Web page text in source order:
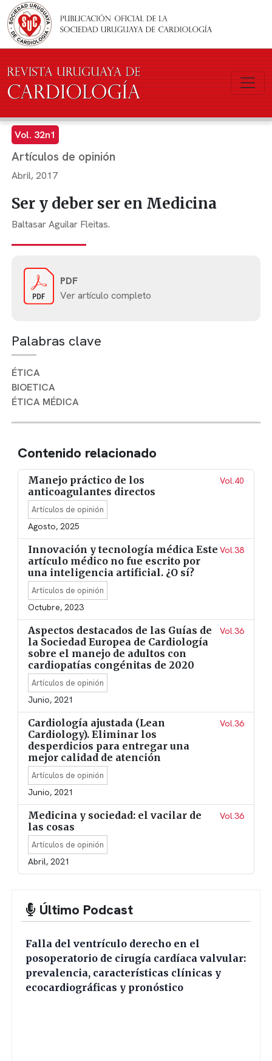
Pasar al contenido principal
Vol. 32n1
Artículos de opinión
Abril, 2017
Ser y deber ser en Medicina
Baltasar Aguilar Fleitas.
PDF
Ver artículo completo
Palabras clave
ÉTICA
BIOETICA
ÉTICA MÉDICA
Contenido relacionado
Manejo práctico de los
anticoagulantes directos
Vol.40
Artículos de opinión
Agosto, 2025
Innovación y tecnología médica Este
artículo médico no fue escrito por
una inteligencia artificial. ¿O sí?
Vol.38
Artículos de opinión
Octubre, 2023
Aspectos destacados de las Guías de
la Sociedad Europea de Cardiología
sobre el manejo de adultos con
cardiopatías congénitas de 2020
Vol.36
Artículos de opinión
Junio, 2021
Cardiología ajustada (Lean
Cardiology). Eliminar los
desperdicios para entregar una
mejor calidad de atención
Vol.36
Artículos de opinión
Junio, 2021
Medicina y sociedad: el vacilar de
las cosas
Vol.36
Artículos de opinión
Abril, 2021
Último Podcast
Falla del ventrículo derecho en el
posoperatorio de cirugía cardíaca valvular:
prevalencia, características clínicas y
ecocardiográficas y pronóstico